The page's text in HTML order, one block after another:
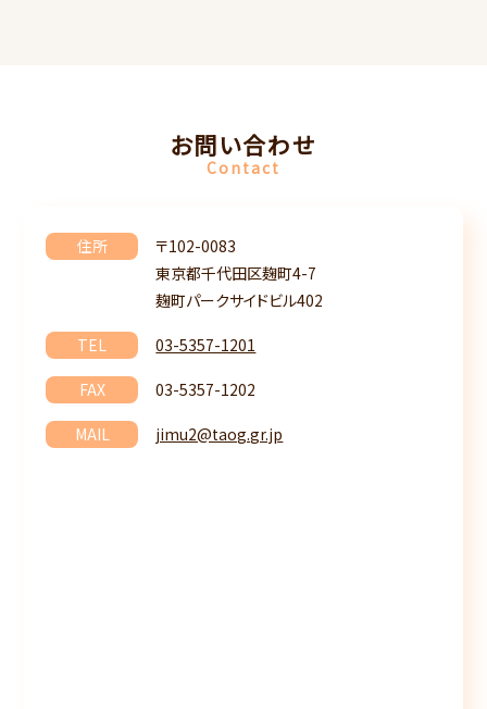
お問い合わせ
Contact
住所
〒102-0083
東京都千代田区麹町4-7
麹町パークサイドビル402
TEL 03-5357-1201
FAX 03-5357-1202
MAIL jimu2@taog.gr.jp